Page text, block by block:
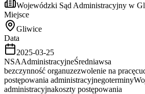
Wojewódzki Sąd Administracyjny w
Miejsce
Gliwice
Data
2025-03-25
NSAAdministracyjneŚredniawsa
bezczynność organuzezwolenie na pracę
postępowania administracyjnegoterminy
administracyjnakoszty postępowania